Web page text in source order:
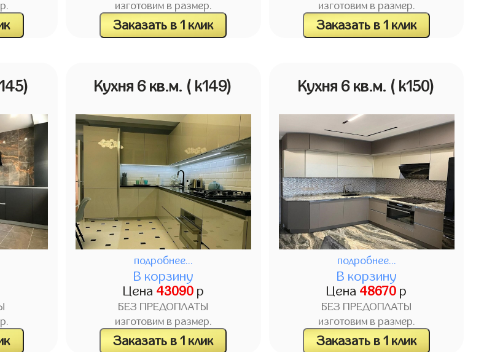
изготовим в размер.
Заказать в 1 клик
изготовим в размер.
Заказать в 1 клик
Кухня 6 кв.м. ( k149)
подробнее...
В корзину
Цена 43090р
БЕЗ ПРЕДОПЛАТЫ
изготовим в размер.
Заказать в 1 клик
Кухня 6 кв.м. ( k150)
подробнее...
В корзину
Цена 48670 р
БЕЗ ПРЕДОПЛАТЫ
изготовим в размер.
Заказать в 1 клик